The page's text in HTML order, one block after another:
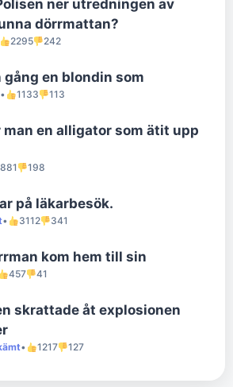
ner utredningen av
dörrmattan?
2295 242
gång en blondin som
• 1133 113
man en alligator som ätit upp
198
på läkarbesök.
• 3112 341
kom hem till sin
457 41
skrattade åt explosionen
• 1217 127